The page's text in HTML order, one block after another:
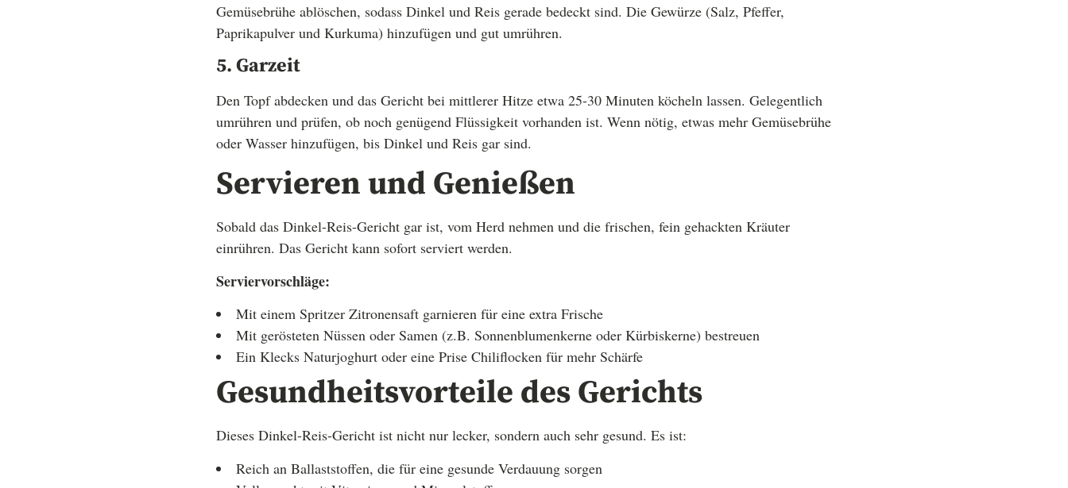
Gemüsebrühe ablöschen, sodass Dinkel und Reis gerade bedeckt sind. Die Gewürze (Salz, Pfeffer,
Paprikapulver und Kurkuma) hinzufügen und gut umrühren.
5. Garzeit
Den Topf abdecken und das Gericht bei mittlerer Hitze etwa 25-30 Minuten köcheln lassen. Gelegentlich
umrühren und prüfen, ob noch genügend Flüssigkeit vorhanden ist. Wenn nötig, etwas mehr Gemüsebrühe
oder Wasser hinzufügen, bis Dinkel und Reis gar sind.
Servieren und Genießen
Sobald das Dinkel-Reis-Gericht gar ist, vom Herd nehmen und die frischen, fein gehackten Kräuter
einrühren. Das Gericht kann sofort serviert werden.
Serviervorschläge:
Mit einem Spritzer Zitronensaft garnieren für eine extra Frische
Mit gerösteten Nüssen oder Samen (z.B. Sonnenblumenkerne oder Kürbiskerne) bestreuen
Ein Klecks Naturjoghurt oder eine Prise Chiliflocken für mehr Schärfe
Gesundheitsvorteile des Gerichts
Dieses Dinkel-Reis-Gericht ist nicht nur lecker, sondern auch sehr gesund. Es ist:
Reich an Ballaststoffen, die für eine gesunde Verdauung sorgen